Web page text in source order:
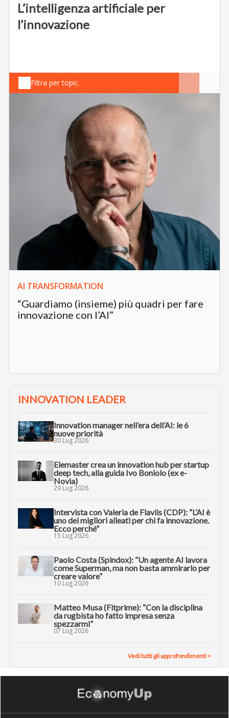
L’intelligenza artificiale per
l’innovazione
Filtra per topic
AI TRANSFORMATION
“Guardiamo (insieme) più quadri per fare
innovazione con l’AI”
INNOVATION LEADER
Innovation manager nell’era dell’AI: le 6
nuove priorità
30 Lug 2026
Elemaster crea un innovation hub per startup
deep tech, alla guida Ivo Boniolo (ex e-
Novia)
29 Lug 2026
Intervista con Valeria de Flaviis (CDP): “L’AI è
uno dei migliori alleati per chi fa innovazione.
Ecco perché”
15 Lug 2026
Paolo Costa (Spindox): “Un agente AI lavora
come Superman, ma non basta ammirarlo per
creare valore”
10 Lug 2026
Matteo Musa (Fitprime): “Con la disciplina
da rugbista ho fatto impresa senza
spezzarmi”
07 Lug 2026
Vedi tutti gli approfondimenti >